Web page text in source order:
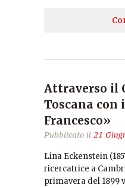
Attraverso il
Toscana con
Francesco»
Pubblicato il 21
Lina Eckenstein
ricercatrice a
primavera del 1899